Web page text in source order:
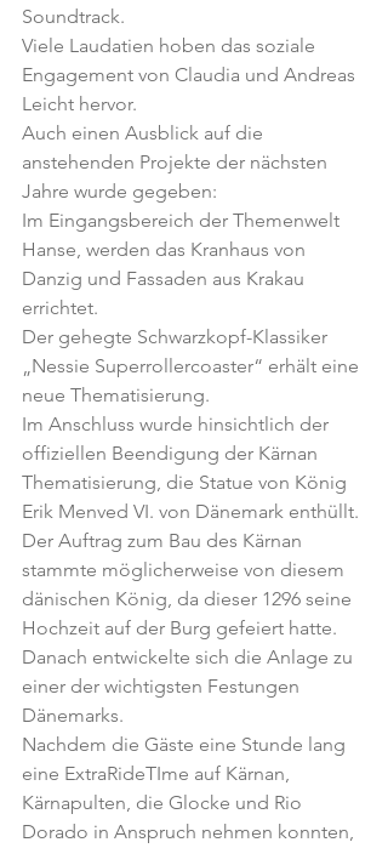
Soundtrack.
Viele Laudatien hoben das soziale
Engagement von Claudia und Andreas
Leicht hervor.
Auch einen Ausblick auf die
anstehenden Projekte der nächsten
Jahre wurde gegeben:
Im Eingangsbereich der Themenwelt
Hanse, werden das Kranhaus von
Danzig und Fassaden aus Krakau
errichtet.
Der gehegte Schwarzkopf-Klassiker
„Nessie Superrollercoaster“ erhält eine
neue Thematisierung.
Im Anschluss wurde hinsichtlich der
offiziellen Beendigung der Kärnan
Thematisierung, die Statue von König
Erik Menved VI. von Dänemark enthüllt.
Der Auftrag zum Bau des Kärnan
stammte möglicherweise von diesem
dänischen König, da dieser 1296 seine
Hochzeit auf der Burg gefeiert hatte.
Danach entwickelte sich die Anlage zu
einer der wichtigsten Festungen
Dänemarks.
Nachdem die Gäste eine Stunde lang
eine ExtraRideTIme auf Kärnan,
Kärnapulten, die Glocke und Rio
Dorado in Anspruch nehmen konnten,